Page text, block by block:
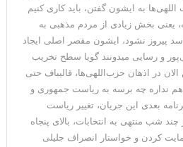
به ایشون گفتن، باید کاری کنیم
یعنی بخش زیادی از مردم مذهبی به
پیروز نشود، ایشون مقصر اصلی ایجاد
و رسایی میدونند گویا سطح تخریب
در اذهان حزب‌اللهی‌ها، قالیباف حتی
نداره چه برسه به ریاست جمهوری و
بعدی این جریان، تغییر ریاست
شب منتهی به انتخابات، بالای پنجاه
کردن و خواستار انصراف جلیلی